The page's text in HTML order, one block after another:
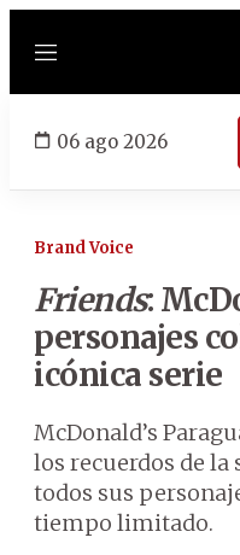
Menú
06 ago 2026
Brand Voice
Friends:
personajes
icónica serie
McDonald’s
los recuerdos de la
todos sus
tiempo limitado.